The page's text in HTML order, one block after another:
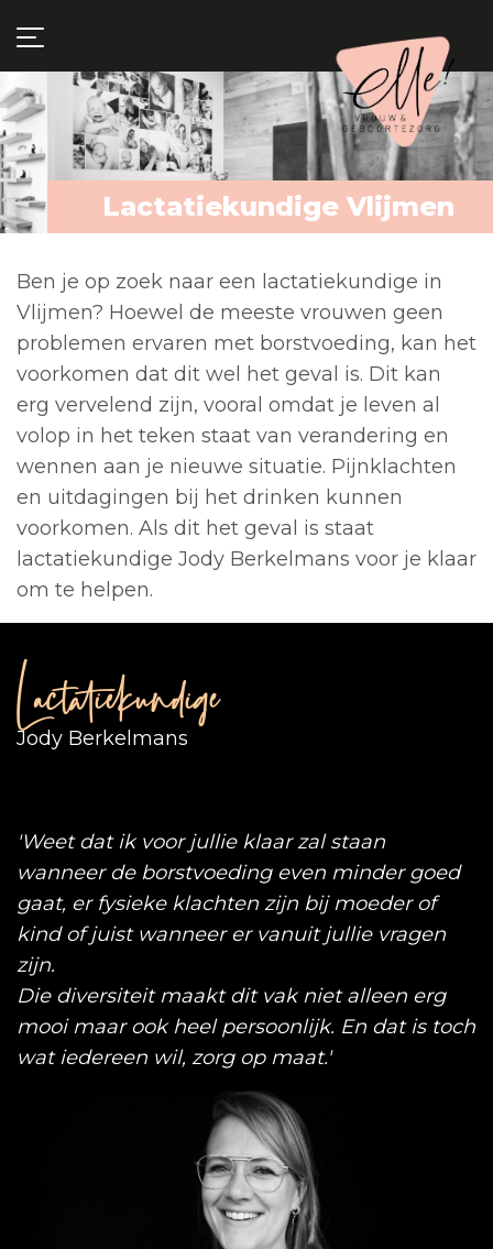
Lactatiekundige Vlijmen
Ben je op zoek naar een lactatiekundige in
Vlijmen? Hoewel de meeste vrouwen geen
problemen ervaren met borstvoeding, kan het
voorkomen dat dit wel het geval is. Dit kan
erg vervelend zijn, vooral omdat je leven al
volop in het teken staat van verandering en
wennen aan je nieuwe situatie. Pijnklachten
en uitdagingen bij het drinken kunnen
voorkomen. Als dit het geval is staat
lactatiekundige Jody Berkelmans voor je klaar
om te helpen.
Lactatiekundige
Jody Berkelmans
'Weet dat ik voor jullie klaar zal staan
wanneer de borstvoeding even minder goed
gaat, er fysieke klachten zijn bij moeder of
kind of juist wanneer er vanuit jullie vragen
zijn.
Die diversiteit maakt dit vak niet alleen erg
mooi maar ook heel persoonlijk. En dat is toch
wat iedereen wil, zorg op maat.'